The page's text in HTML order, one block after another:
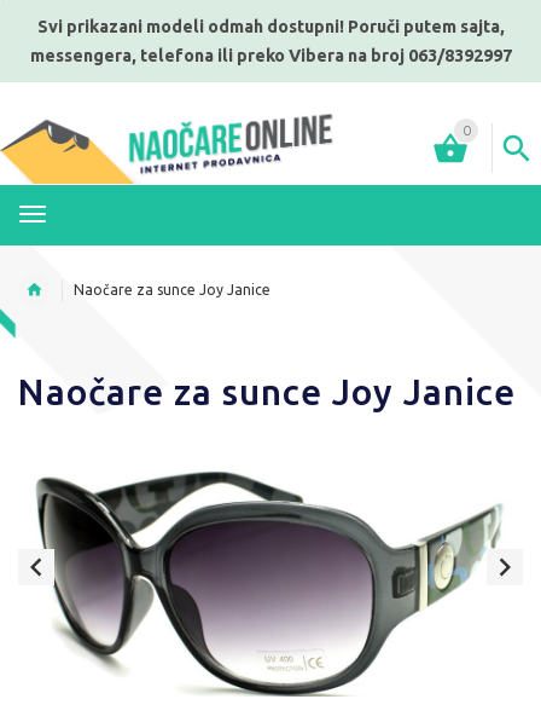
Svi prikazani modeli odmah dostupni! Poruči putem sajta,
messengera, telefona ili preko Vibera na broj 063/8392997
0
Naočare za sunce Joy Janice
Naočare za sunce Joy Janice